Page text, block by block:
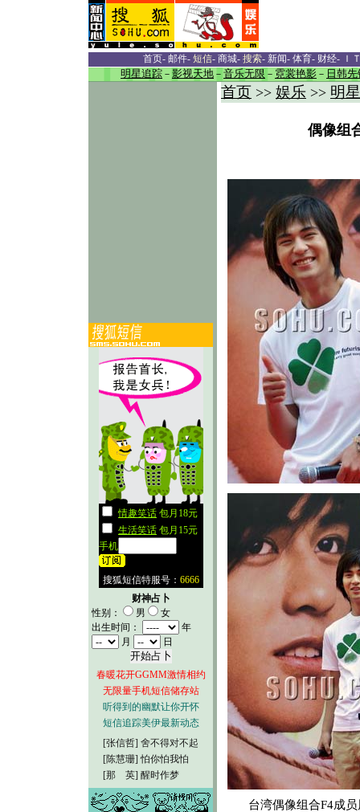
首页- 邮件- 短信- 商城- 搜索- 新闻- 体育- 财经- Ｉ
明星追踪 － 影视天地 － 音乐无限 － 霓裳艳影 － 日韩先
财神占卜
性别：
男
女
出生时间：
年
月
日
春暖花开GGMM激情相约
无限量手机短信储存站
听得到的幽默让你开怀
短信追踪美伊最新动态
[张信哲] 舍不得对不起
[陈慧珊] 怕你怕我怕
[那 英] 醒时作梦
首页 >> 娱乐 >> 明
偶像组
台湾偶像组合F4成员